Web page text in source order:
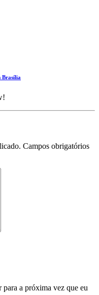
Brasília
Campos obrigatórios
para a próxima vez que eu